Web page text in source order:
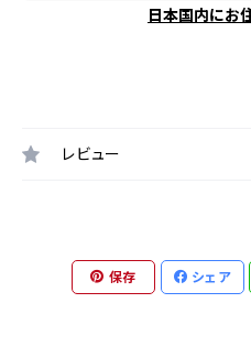
日本国内にお
レビュー
保存 シェア